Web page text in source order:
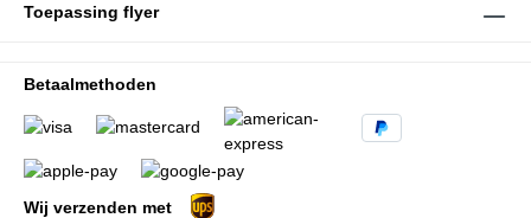
Toepassing flyer
Betaalmethoden
Wij verzenden met